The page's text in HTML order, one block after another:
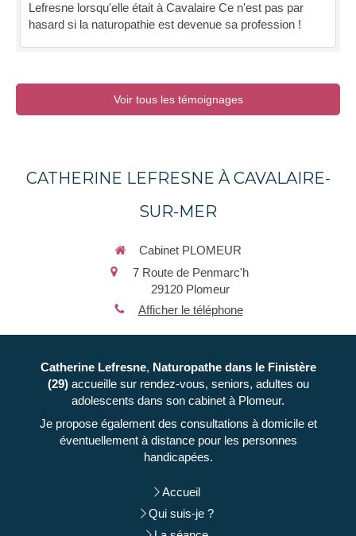
Lefresne lorsqu'elle était à Cavalaire Ce n'est pas par
hasard si la naturopathie est devenue sa profession !
Voir tous les témoignages
CATHERINE LEFRESNE À CAVALAIRE-
SUR-MER
Cabinet PLOMEUR
7 Route de Penmarc'h
29120 Plomeur
Afficher le téléphone
Catherine Lefresne, Naturopathe dans le Finistère
(29) accueille sur rendez-vous, seniors, adultes ou
adolescents dans son cabinet à Plomeur.
Je propose également des consultations à domicile et
éventuellement à distance pour les personnes
handicapées.
Accueil
Qui suis-je ?